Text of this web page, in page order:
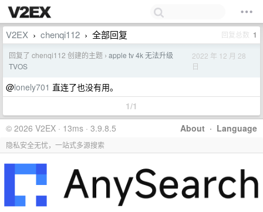
V2EX › chenqi112 › 全部回复 回复总数 1
回复了 chenqi112 创建的主题 › apple tv 4k 无法升级
TVOS
2022 年 12 月 28
日
@lonely701 直连了也没有用。
1/1
About · Language
© 2026 V2EX · 13ms · 3.9.8.5
隐私安全无忧，一站式多源搜索